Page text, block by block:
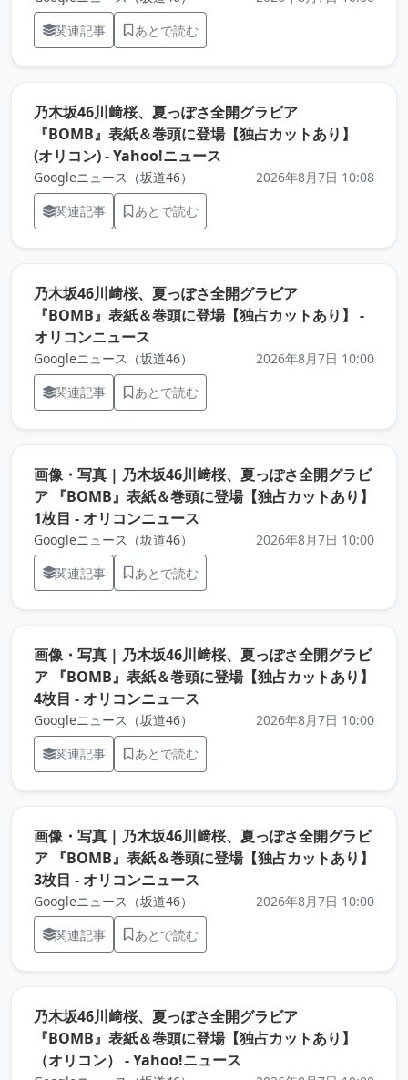
関連記事
あとで読む
乃木坂46川﨑桜、夏っぽさ全開グラビア
『BOMB』表紙＆巻頭に登場【独占カットあり】
(オリコン) - Yahoo!ニュース
Googleニュース（坂道46）
2026年8月7日 10:08
関連記事
あとで読む
乃木坂46川﨑桜、夏っぽさ全開グラビア
『BOMB』表紙＆巻頭に登場【独占カットあり】 -
オリコンニュース
Googleニュース（坂道46）
2026年8月7日 10:00
関連記事
あとで読む
画像・写真 | 乃木坂46川﨑桜、夏っぽさ全開グラビ
ア 『BOMB』表紙＆巻頭に登場【独占カットあり】
1枚目 - オリコンニュース
Googleニュース（坂道46）
2026年8月7日 10:00
関連記事
あとで読む
画像・写真 | 乃木坂46川﨑桜、夏っぽさ全開グラビ
ア 『BOMB』表紙＆巻頭に登場【独占カットあり】
4枚目 - オリコンニュース
Googleニュース（坂道46）
2026年8月7日 10:00
関連記事
あとで読む
画像・写真 | 乃木坂46川﨑桜、夏っぽさ全開グラビ
ア 『BOMB』表紙＆巻頭に登場【独占カットあり】
3枚目 - オリコンニュース
Googleニュース（坂道46）
2026年8月7日 10:00
関連記事
あとで読む
乃木坂46川﨑桜、夏っぽさ全開グラビア
『BOMB』表紙＆巻頭に登場【独占カットあり】
（オリコン） - Yahoo!ニュース